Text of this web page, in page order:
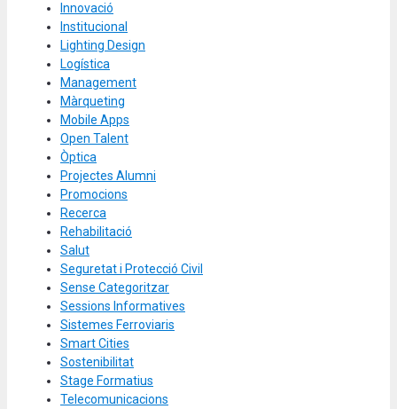
Innovació
Institucional
Lighting Design
Logística
Management
Màrqueting
Mobile Apps
Open Talent
Òptica
Projectes Alumni
Promocions
Recerca
Rehabilitació
Salut
Seguretat i Protecció Civil
Sense Categoritzar
Sessions Informatives
Sistemes Ferroviaris
Smart Cities
Sostenibilitat
Stage Formatius
Telecomunicacions